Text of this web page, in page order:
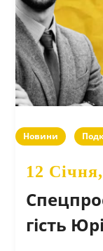
Новини
12
гість